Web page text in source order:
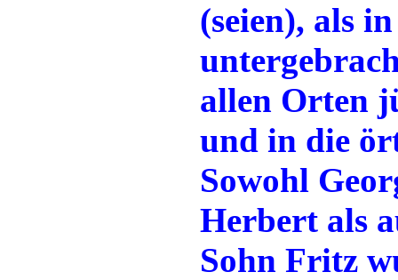
(seien), als
allen Orten
und in die
Sowohl
Herbert als
Sohn Fritz